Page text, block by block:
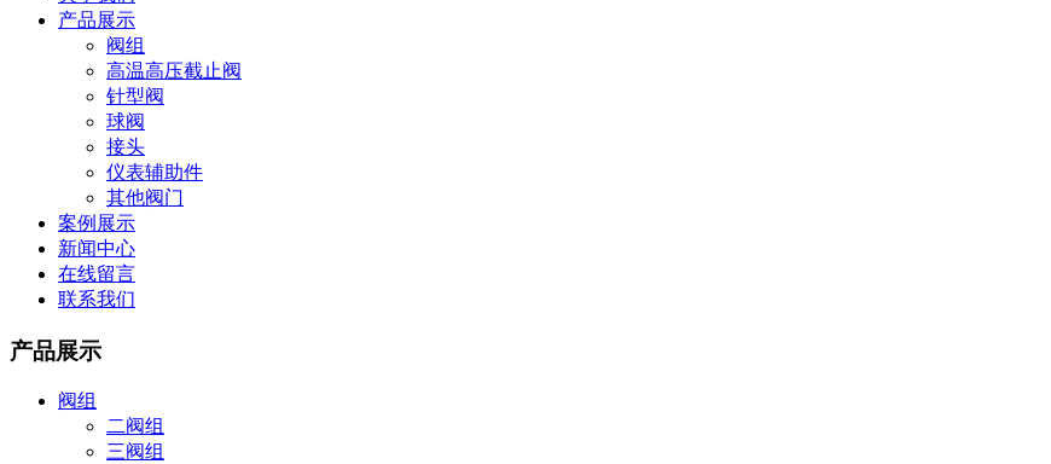
产品展示
阀组
高温高压截止阀
针型阀
球阀
接头
仪表辅助件
其他阀门
案例展示
新闻中心
在线留言
联系我们
产品展示
阀组
二阀组
三阀组